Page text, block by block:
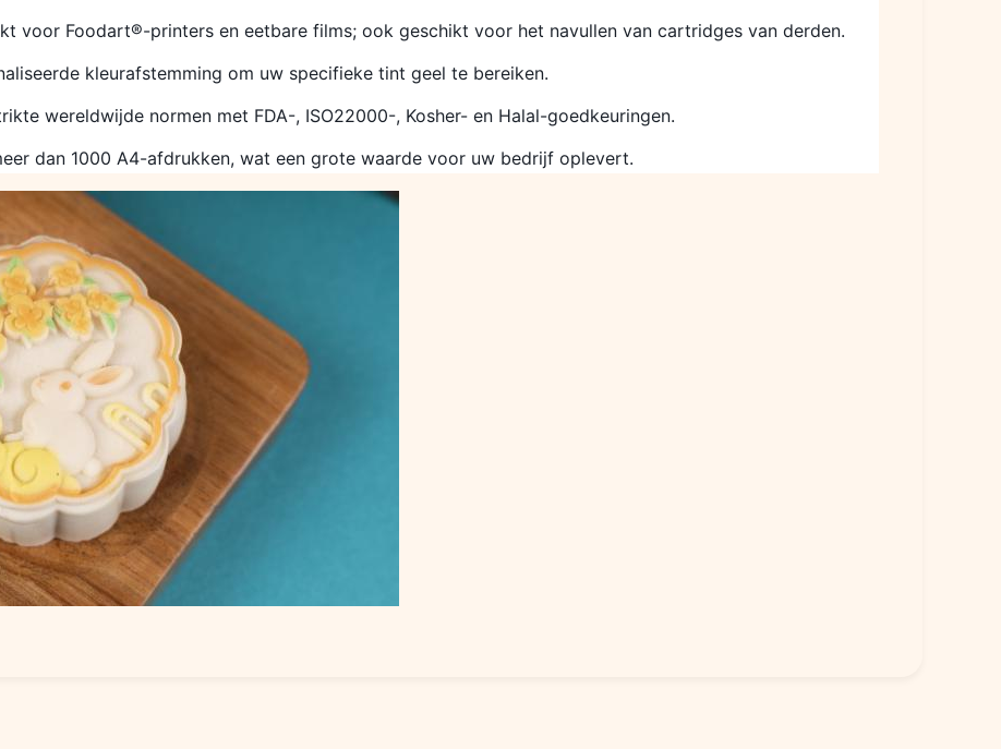
voor Foodart®-printers en eetbare films; ook geschikt voor het navullen van cartridges van derden.
kleurafstemming om uw specifieke tint geel te bereiken.
wereldwijde normen met FDA-, ISO22000-, Kosher- en Halal-goedkeuringen.
dan 1000 A4-afdrukken, wat een grote waarde voor uw bedrijf oplevert.